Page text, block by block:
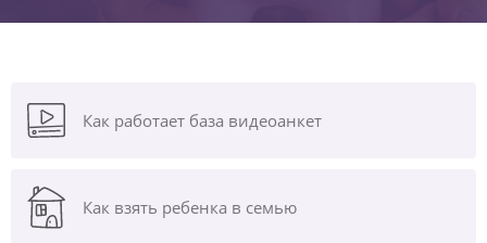
Как работает база видеоанкет
Как взять ребенка в семью